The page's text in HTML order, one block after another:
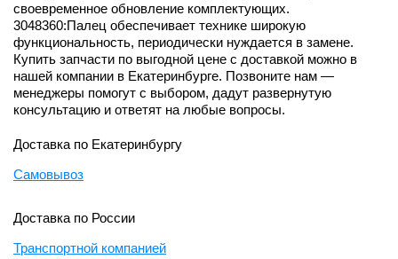
своевременное обновление комплектующих.
3048360:Палец обеспечивает технике широкую
функциональность, периодически нуждается в замене.
Купить запчасти по выгодной цене с доставкой можно в
нашей компании в Екатеринбурге. Позвоните нам —
менеджеры помогут с выбором, дадут развернутую
консультацию и ответят на любые вопросы.
Доставка по Екатеринбургу
Самовывоз
Доставка по России
Транспортной компанией